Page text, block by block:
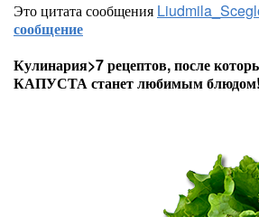
Это цитата сообщения
сообщение
Кулинария>7 рецептов, после
КАПУСТА станет любимым